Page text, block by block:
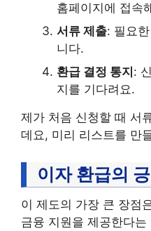
홈페이지에 접속
서류 제출: 필요
니다.
환급 결정 통지 :
지를 기다려요.
제가 처음 신청할 때 서
데요, 미리 리스트를 만
이자 환급의
이 제도의 가장 큰 장점
금융 지원을 제공한다